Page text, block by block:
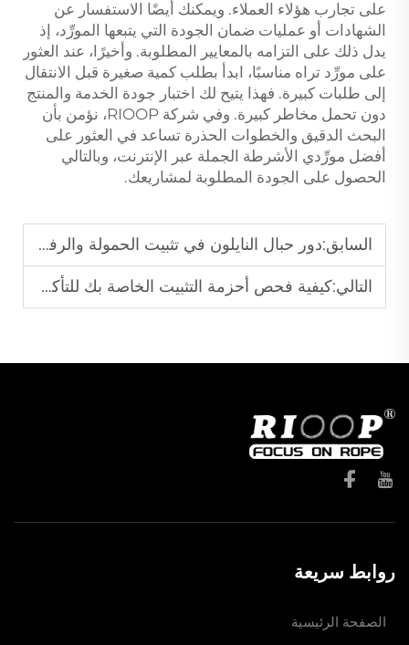
على تجارب هؤلاء العملاء. ويمكنك أيضًا الاستفسار عن
الشهادات أو عمليات ضمان الجودة التي يتبعها المورِّد، إذ
يدل ذلك على التزامه بالمعايير المطلوبة. وأخيرًا، عند العثور
على مورِّد تراه مناسبًا، ابدأ بطلب كمية صغيرة قبل الانتقال
إلى طلبات كبيرة. فهذا يتيح لك اختبار جودة الخدمة والمنتج
دون تحمل مخاطر كبيرة. وفي شركة RIOOP، نؤمن بأن
البحث الدقيق والخطوات الحذرة تساعد في العثور على
أفضل مورِّدي الأشرطة الجملة عبر الإنترنت، وبالتالي
الحصول على الجودة المطلوبة لمشاريعك.
السابق:دور حبال النايلون في تثبيت الحمولة والرفع الثقيل
التالي:كيفية فحص أحزمة التثبيت الخاصة بك للتأكد من الامتثال لمعايير السلامة
روابط سريعة
الصفحة الرئيسية